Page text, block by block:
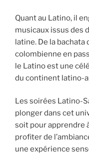
Quant au Latino, il
musicaux issus des
latine. De la bachata
colombienne en
le Latino est une
du continent latino-
Les soirées Latino-
plonger dans cet
soit pour apprendre
profiter de
une expérience